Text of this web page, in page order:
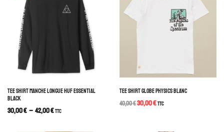
TEE SHIRT MANCHE LONGUE HUF ESSENTIAL
BLACK
30,00€ – 42,00€TTC
TEE SHIRT GLOBE PHYSICS BLANC
40,00€30,00€TTC